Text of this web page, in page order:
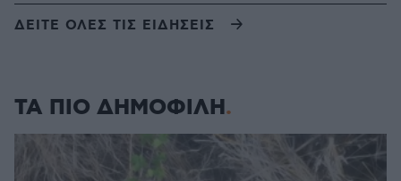
ΔΕΙΤΕ ΟΛΕΣ ΤΙΣ ΕΙΔΗΣΕΙΣ
ΤΑ ΠΙΟ ΔΗΜΟΦΙΛΗ